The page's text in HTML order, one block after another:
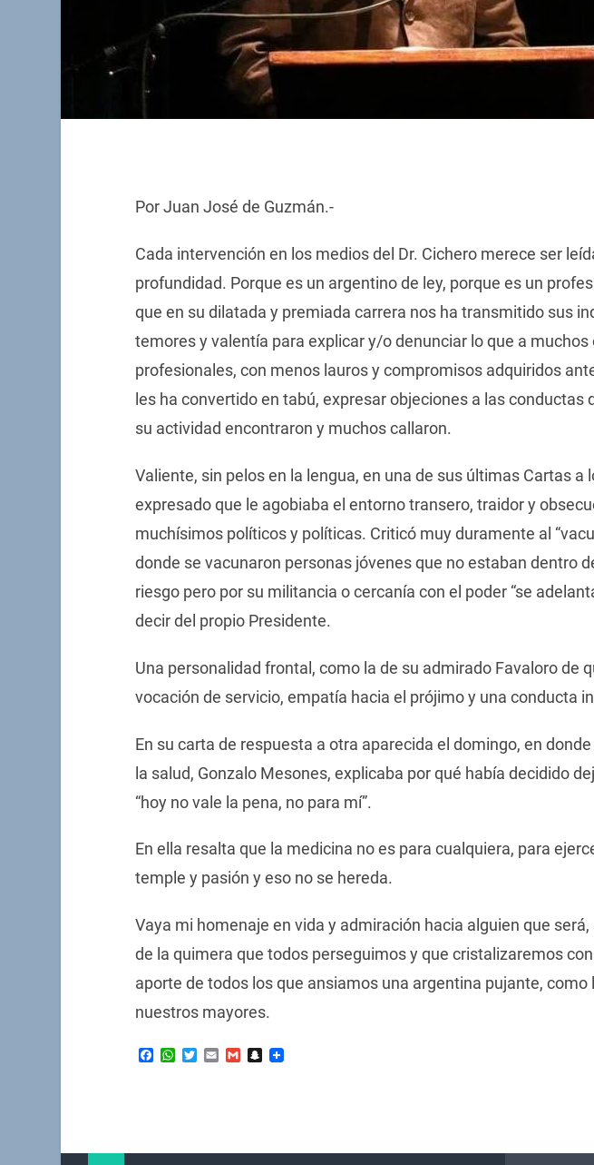
Por Juan José de Guzmán.-
Cada intervención en los medios del Dr. Cichero merece ser
profundidad. Porque es un argentino de ley, porque es un
que en su dilatada y premiada carrera nos ha transmitido sus
temores y valentía para explicar y/o denunciar lo que a muchos
profesionales, con menos lauros y compromisos adquiridos
les ha convertido en tabú, expresar objeciones a las conductas
su actividad encontraron y muchos callaron.
Valiente, sin pelos en la lengua, en una de sus últimas Cartas a
expresado que le agobiaba el entorno transero, traidor y
muchísimos políticos y políticas. Criticó muy duramente al
donde se vacunaron personas jóvenes que no estaban dentro
riesgo pero por su militancia o cercanía con el poder “se
decir del propio Presidente.
Una personalidad frontal, como la de su admirado Favaloro de
vocación de servicio, empatía hacia el prójimo y una conducta
En su carta de respuesta a otra aparecida el domingo, en
la salud, Gonzalo Mesones, explicaba por qué había decidido
“hoy no vale la pena, no para mí”.
En ella resalta que la medicina no es para cualquiera, para
temple y pasión y eso no se hereda.
Vaya mi homenaje en vida y admiración hacia alguien que será,
de la quimera que todos perseguimos y que cristalizaremos
aporte de todos los que ansiamos una argentina pujante, como
nuestros mayores.
Facebook
WhatsApp
Twitter
EmailGmailSnapchat